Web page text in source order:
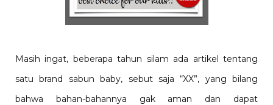
Masih ingat, beberapa tahun silam ada artikel tentang
satu brand sabun baby, sebut saja “XX”, yang bilang
bahwa bahan-bahannya gak aman dan dapat